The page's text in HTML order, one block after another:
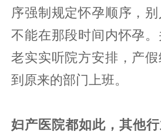
序强制规定怀孕顺序，
不能在那段时间内怀孕
老实实听院方安排，产
到原来的部门上班。
妇产医院都如此，其他